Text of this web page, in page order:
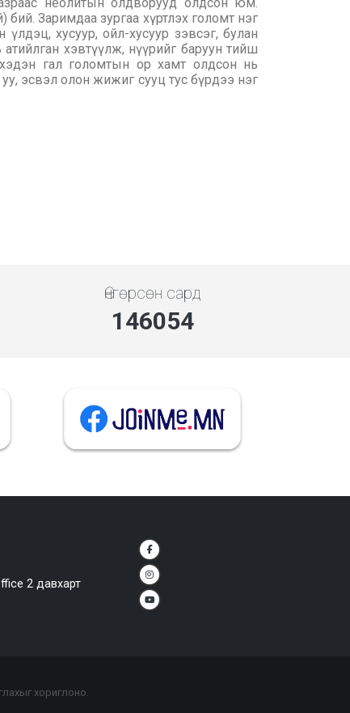
Заримдаа зургаа хүртлэх голомт нэг
хусуур, ойл-хусуур зэвсэг, булан
хэвтүүлж, нүүрийг баруун тийш
гал голомтын ор хамт олдсон нь
эсвэл олон жижиг сууц тус бүрдээ нэг
Өнгөрсөн сард
146054
2 давхарт
хориглоно.